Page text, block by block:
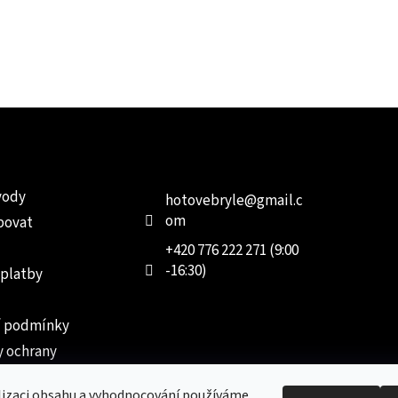
podmínky
ochrany
hotovebryle@gmail.c
om
+420 776 222 271 (9:00
-16:30)